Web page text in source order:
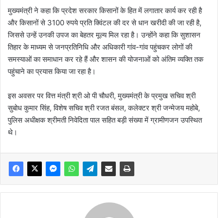
मुख्यमंत्री ने कहा कि प्रदेश सरकार किसानों के हित में लगातार कार्य कर रही है
और किसानों से 3100 रुपये प्रति क्विंटल की दर से धान खरीदी की जा रही है,
जिससे उन्हें उनकी उपज का बेहतर मूल्य मिल रहा है। उन्होंने कहा कि सुशासन
तिहार के माध्यम से जनप्रतिनिधि और अधिकारी गांव-गांव पहुंचकर लोगों की
समस्याओं का समाधान कर रहे हैं और शासन की योजनाओं को अंतिम व्यक्ति तक
पहुंचाने का प्रयास किया जा रहा है।
इस अवसर पर वित्त मंत्री श्री ओ पी चौधरी, मुख्यमंत्री के प्रमुख सचिव श्री
सुबोध कुमार सिंह, विशेष सचिव श्री रजत बंसल, कलेक्टर श्री जन्मेजय महोबे,
पुलिस अधीक्षक श्रीमती निवेदिता पाल सहित बड़ी संख्या में ग्रामीणजन उपस्थित
थे।